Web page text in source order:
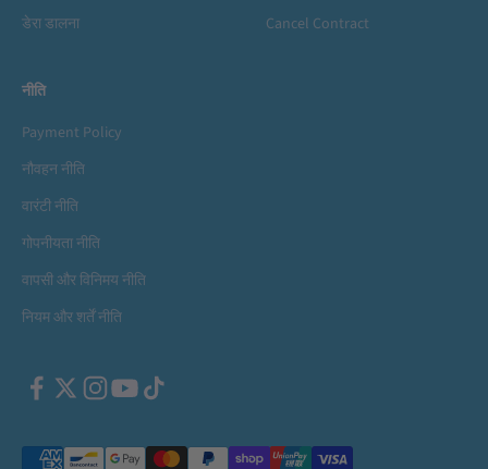
डेरा डालना
Cancel Contract
नीति
Payment Policy
नौवहन नीति
वारंटी नीति
गोपनीयता नीति
वापसी और विनिमय नीति
नियम और शर्तें नीति